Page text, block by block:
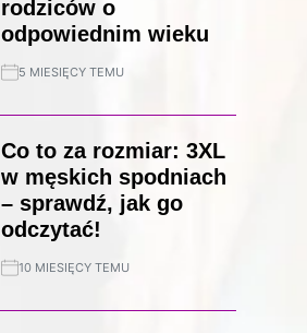
rodziców o
odpowiednim wieku
5 MIESIĘCY TEMU
Co to za rozmiar: 3XL
w męskich spodniach
– sprawdź, jak go
odczytać!
10 MIESIĘCY TEMU